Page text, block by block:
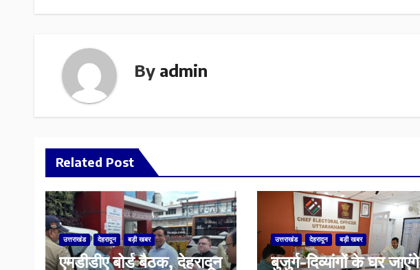
By admin
Related Post
उत्तराखंड देहरादून बड़ी खबर
एमडीडीए बोर्ड बैठक, देहरादून
उत्तराखंड देहरादून बड़ी खबर
बुजुर्ग-दिव्यांगों के घर जाएंगे